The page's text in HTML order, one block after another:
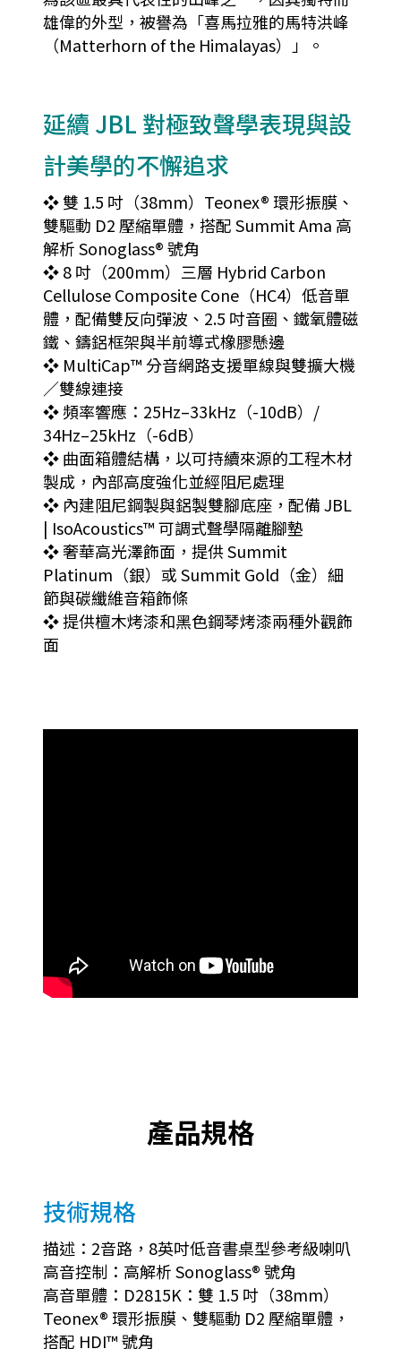
雄偉的外型，被譽為「喜馬拉雅的馬特洪峰
（Matterhorn of the Himalayas）」。
延續 JBL 對極致聲學表現與設
計美學的不懈追求
❖ 雙 1.5 吋（38mm）Teonex® 環形振膜、
雙驅動 D2 壓縮單體，搭配 Summit Ama 高
解析 Sonoglass® 號角
❖ 8 吋（200mm）三層 Hybrid Carbon
Cellulose Composite Cone（HC4）低音單
體，配備雙反向彈波、2.5 吋音圈、鐵氧體磁
鐵、鑄鋁框架與半前導式橡膠懸邊
❖ MultiCap™ 分音網路支援單線與雙擴大機
／雙線連接
❖ 頻率響應：25Hz–33kHz（-10dB）/
34Hz–25kHz（-6dB）
❖ 曲面箱體結構，以可持續來源的工程木材
製成，內部高度強化並經阻尼處理
❖ 內建阻尼鋼製與鋁製雙腳底座，配備 JBL
| IsoAcoustics™ 可調式聲學隔離腳墊
❖ 奢華高光澤飾面，提供 Summit
Platinum（銀）或 Summit Gold（金）細
節與碳纖維音箱飾條
❖ 提供檀木烤漆和黑色鋼琴烤漆兩種外觀飾
面
產品規格
技術規格
描述：2音路，8英吋低音書桌型參考級喇叭
高音控制：高解析 Sonoglass® 號角
高音單體：D2815K：雙 1.5 吋（38mm）
Teonex® 環形振膜、雙驅動 D2 壓縮單體，
搭配 HDI™ 號角